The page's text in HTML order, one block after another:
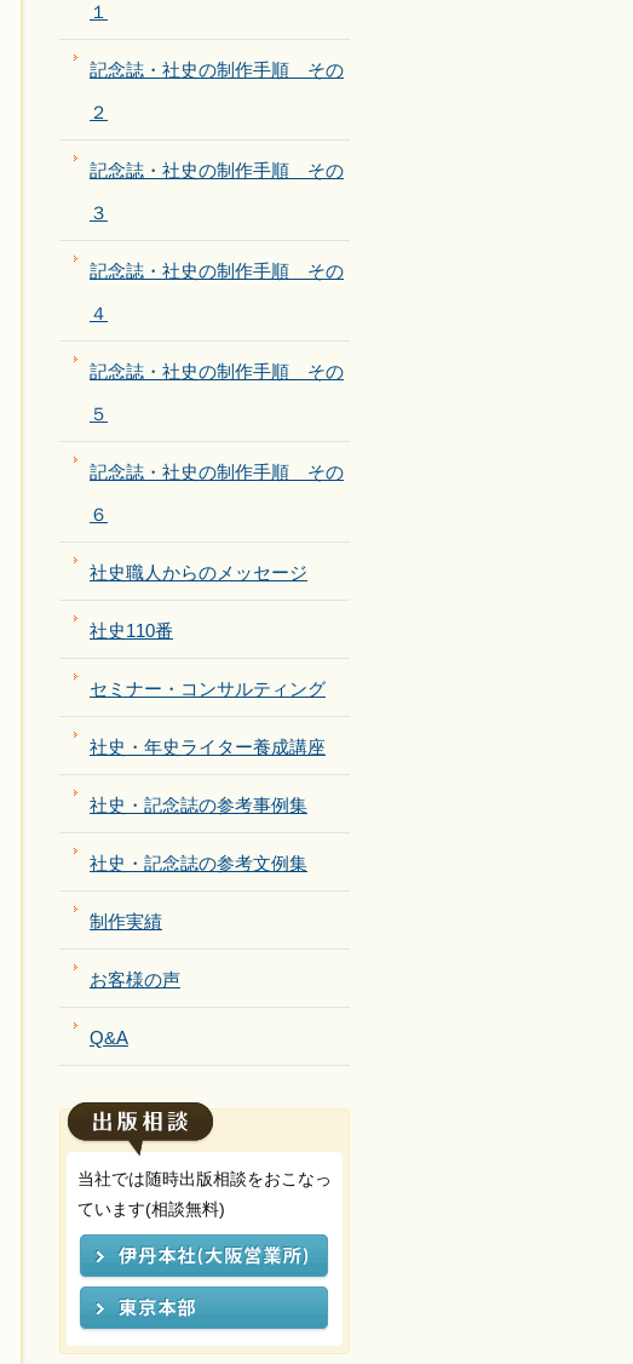
１
記念誌・社史の制作手順 その
２
記念誌・社史の制作手順 その
３
記念誌・社史の制作手順 その
４
記念誌・社史の制作手順 その
５
記念誌・社史の制作手順 その
６
社史職人からのメッセージ
社史110番
セミナー・コンサルティング
社史・年史ライター養成講座
社史・記念誌の参考事例集
社史・記念誌の参考文例集
制作実績
お客様の声
Q&A
当社では随時出版相談をおこなっ
ています(相談無料)